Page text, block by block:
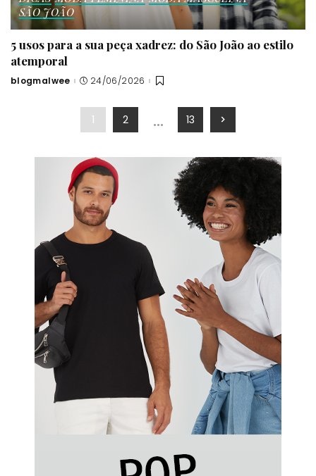
SÃO JOÃO
5 usos para a sua peça xadrez: do São João ao estilo
atemporal
Posted
blogmalwee 24/06/2026
1 2 … 13